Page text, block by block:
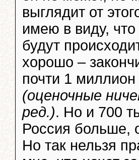
выглядит от
имею в виду,
будут
хорошо –
почти 1
(оценочные
ред.). Но и 700
Россия больше,
Но так нельзя